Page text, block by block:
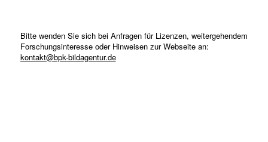
Bitte wenden Sie sich bei Anfragen für Lizenzen, weitergehendem
Forschungsinteresse oder Hinweisen zur Webseite an:
kontakt@bpk-bildagentur.de